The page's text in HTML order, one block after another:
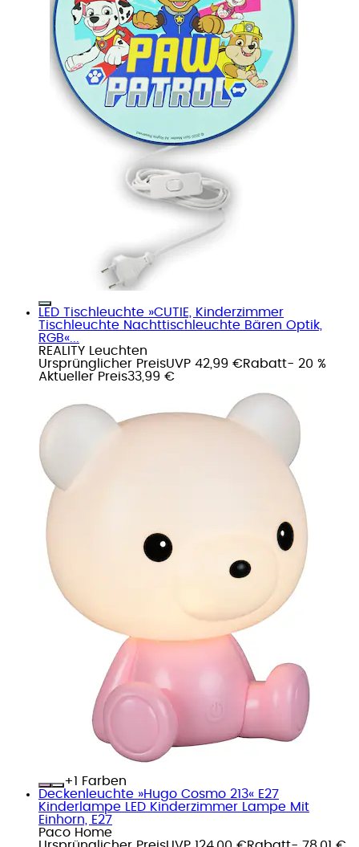
LED Tischleuchte »CUTIE, Kinderzimmer
Tischleuchte Nachttischleuchte Bären Optik,
RGB«...
REALITY Leuchten
Ursprünglicher PreisUVP 42,99 €Rabatt- 20 %
Aktueller Preis33,99 €
+
Farben
Deckenleuchte »Hugo Cosmo 213« E27
Kinderlampe LED Kinderzimmer Lampe Mit
Einhorn, E27
Paco Home